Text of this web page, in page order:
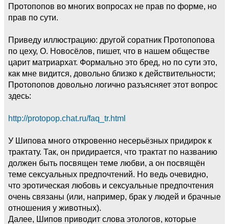
Протопопов во многих вопросах не прав по форме, но
прав по сути.
Приведу иллюстрацию: другой соратник Протопопова
по цеху, О. Новосёлов, пишет, что в нашем обществе
царит матриархат. Формально это бред, но по сути это,
как мне видится, довольно близко к действительности;
Протопопов довольно логично разъясняет этот вопрос
здесь:
http://protopop.chat.ru/faq_tr.html
У Шипова много откровенно несерьёзных придирок к
трактату. Так, он придирается, что трактат по названию
должен быть посвящен теме любви, а он посвящён
теме сексуальных предпочтений. Но ведь очевидно,
что эротическая любовь и сексуальные предпочтения
очень связаны (или, например, брак у людей и брачные
отношения у животных).
Далее, Шипов приводит слова этологов, которые